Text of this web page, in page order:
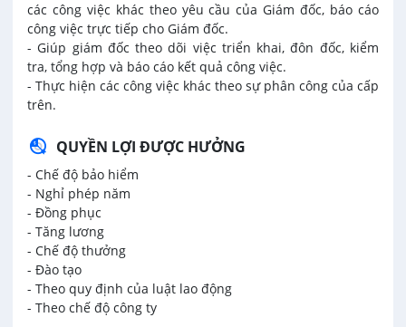
các công việc khác theo yêu cầu của Giám đốc, báo cáo
công việc trực tiếp cho Giám đốc.
- Giúp giám đốc theo dõi việc triển khai, đôn đốc, kiểm
tra, tổng hợp và báo cáo kết quả công việc.
- Thực hiện các công việc khác theo sự phân công của cấp
trên.
QUYỀN LỢI ĐƯỢC HƯỞNG
- Chế độ bảo hiểm
- Nghỉ phép năm
- Đồng phục
- Tăng lương
- Chế độ thưởng
- Đào tạo
- Theo quy định của luật lao động
- Theo chế độ công ty